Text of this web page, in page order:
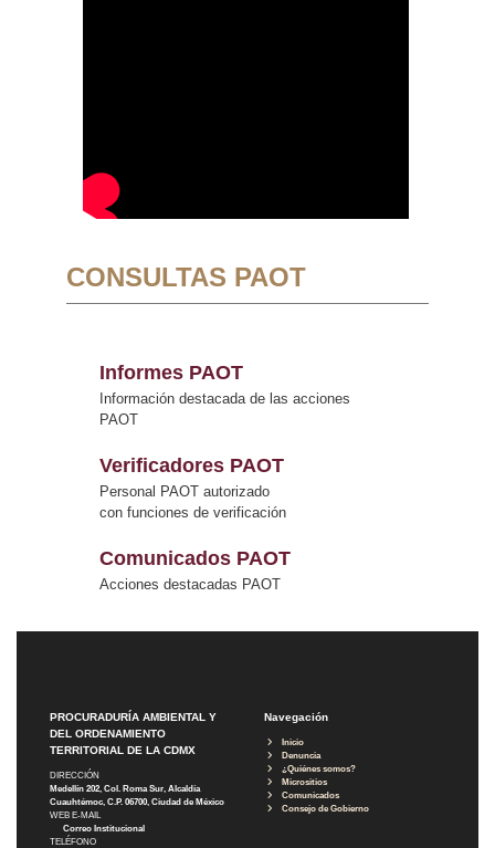
CONSULTAS PAOT
Informes PAOT
Información destacada de las acciones
PAOT
Verificadores PAOT
Personal PAOT autorizado
con funciones de verificación
Comunicados PAOT
Acciones destacadas PAOT
PROCURADURÍA AMBIENTAL Y
DEL ORDENAMIENTO
TERRITORIAL DE LA CDMX
DIRECCIÓN
Medellín 202, Col. Roma Sur, Alcaldía
Cuauhtémoc, C.P. 06700, Ciudad de México
WEB E-MAIL
Correo Institucional
TELÉFONO
Navegación
Inicio
Denuncia
¿Quiénes somos?
Micrositios
Comunicados
Consejo de Gobierno